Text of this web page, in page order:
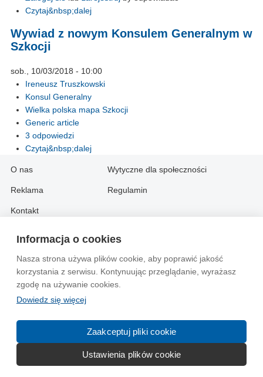
Informacja o cookies
Nasza strona używa plików cookie, aby poprawić jakość
korzystania z serwisu. Kontynuując przeglądanie, wyrażasz
zgodę na używanie cookies.
Dowiedz się więcej
Zaakceptuj pliki cookie
Ustawienia plików cookie
Czytaj&nbsp;dalej
Wywiad z nowym Konsulem Generalnym w
Szkocji
sob., 10/03/2018 - 10:00
Ireneusz Truszkowski
Konsul Generalny
Wielka polska mapa Szkocji
Generic article
3 odpowiedzi
Czytaj&nbsp;dalej
O nas
Reklama
Kontakt
Wytyczne dla społeczności
Regulamin
Information in English:
About
Advertise
Contact